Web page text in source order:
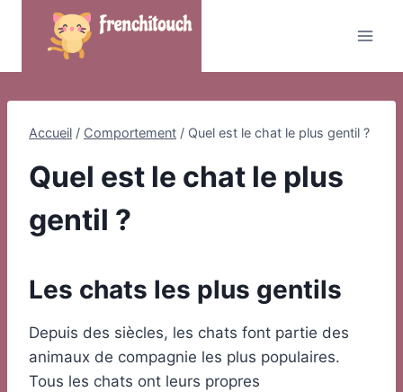
Accueil / Comportement / Quel est le chat le plus gentil ?
Quel est le chat le plus
gentil ?
Les chats les plus gentils
Depuis des siècles, les chats font partie des
animaux de compagnie les plus populaires.
Tous les chats ont leurs propres